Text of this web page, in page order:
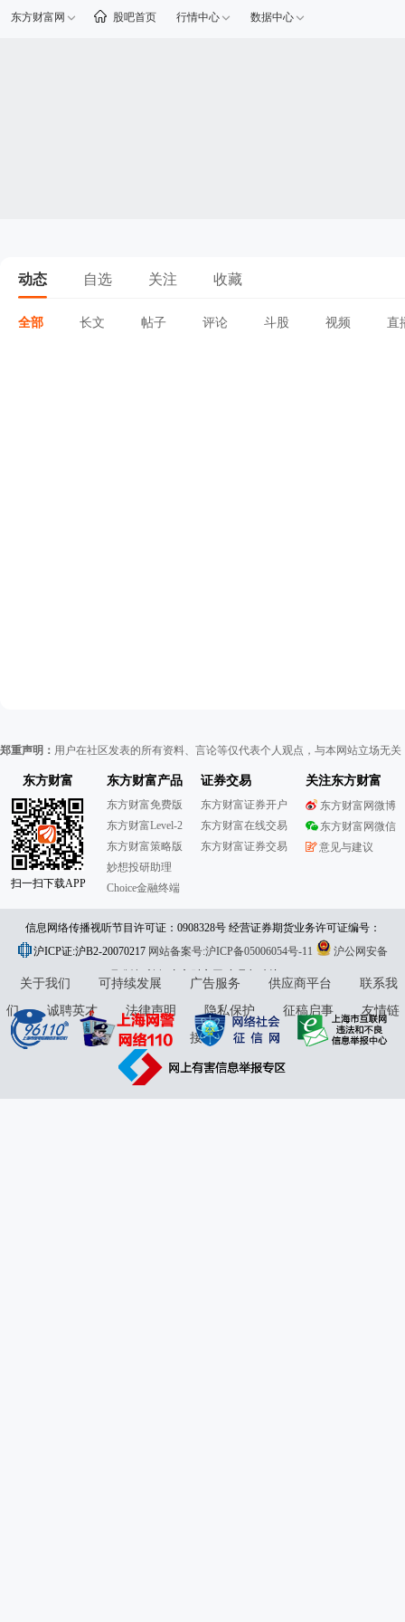
东方财富网 股吧首页 行情中心 数据中心
动态 自选 关注 收藏
全部 长文 帖子 评论 斗股 视频 直
郑重声明： 用户在社区发表的所有资料、言论等仅代表个人观点，与本网站立场无
东方财富
扫一扫下载APP
东方财富产品
东方财富免费版
东方财富Level-2
东方财富策略版
妙想投研助理
Choice金融终端
证券交易
东方财富证券开户
东方财富在线交易
东方财富证券交易
关注东方财富
东方财富网微博
东方财富网微信
意见与建议
信息网络传播视听节目许可证：0908328号 经营证券期货业务许可证编号：
913101046312860336 违法和不良信息举报:021-61278686 举报邮箱：
jubao@eastmoney.com
沪ICP证:沪B2-20070217 网站备案号:沪ICP备05006054号-11
沪公网安备
31010402000120号版权所有:东方财富网意见与建议:4000300059/952500
关于我们 可持续发展 广告服务 供应商平台
联系我
们
诚聘英才 法律声明 隐私保护 征稿启事
友情链
接